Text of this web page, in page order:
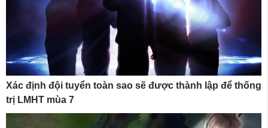
Xác định đội tuyển toàn sao sẽ được thành lập để thống
trị LMHT mùa 7